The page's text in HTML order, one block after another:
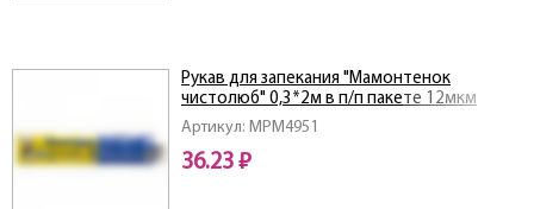
Артикул: MPM4951
Рукав для запекания "Мамонтенок
чистолюб" 0,3*2м в п/п пакете 12мкм
36.23 ₽